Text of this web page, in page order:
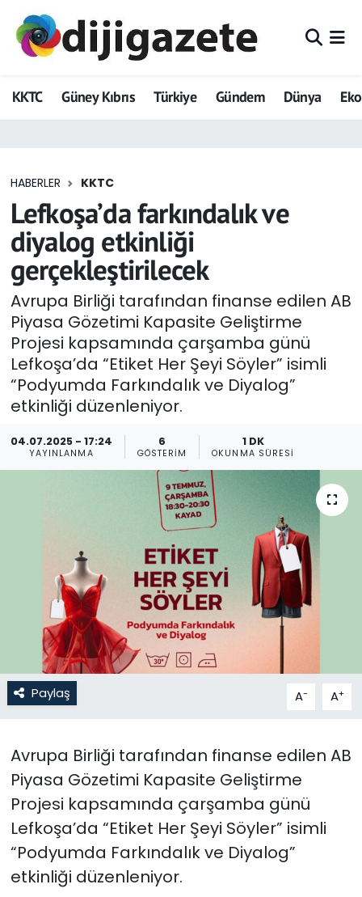
KKTC Güney Kıbrıs Türkiye Gündem Dünya
HABERLER KKTC
Lefkoşa’da farkındalık ve
diyalog etkinliği
gerçekleştirilecek
Avrupa Birliği tarafından finanse edilen AB
Piyasa Gözetimi Kapasite Geliştirme
Projesi kapsamında çarşamba günü
Lefkoşa’da “Etiket Her Şeyi Söyler” isimli
“Podyumda Farkındalık ve Diyalog”
etkinliği düzenleniyor.
04.07.2025 - 17:24
YAYINLANMA
6
GÖSTERIM
1 DK
OKUNMA SÜRESI
Paylaş A- A+
Avrupa Birliği tarafından finanse edilen AB
Piyasa Gözetimi Kapasite Geliştirme
Projesi kapsamında çarşamba günü
Lefkoşa’da “Etiket Her Şeyi Söyler” isimli
“Podyumda Farkındalık ve Diyalog”
etkinliği düzenleniyor.
ADVERTORIAL
Dijigazete
Eğitim
Ekonomi
Foto Galeri
GEZİ
Güncel
Gündem
KKTC
KKTC YEREL SEÇİM 2018
Magazin
Moda
Nöbetçi Eczaneler
Otomobil Dünyası
SAĞLIK
Spor
Teknoloji
TÜRKiYE
Hava Durumu
Trafik Durumu
Tüm Manşetler
Son Dakika Haberleri
Haber Arşivi